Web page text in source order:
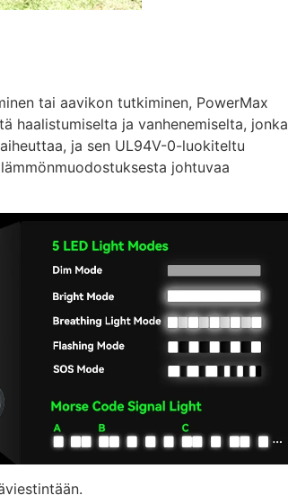
tai aavikon tutkiminen, PowerMax
haalistumiselta ja vanhenemiselta, jonka
ja sen UL94V-0-luokiteltu
johtuvaa